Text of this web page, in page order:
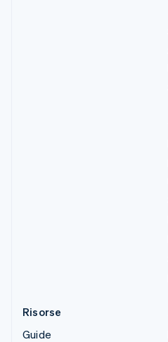
Risorse
Guide